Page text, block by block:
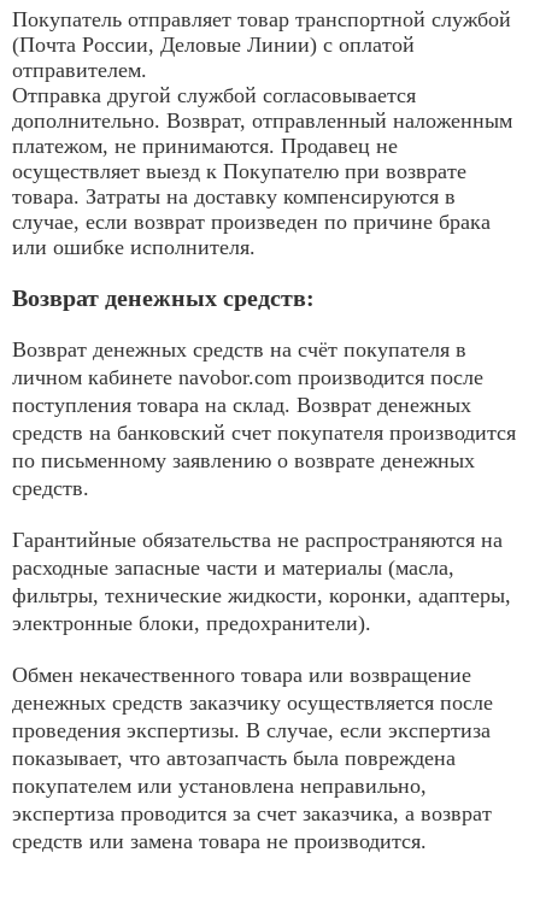
Покупатель отправляет товар транспортной службой
(Почта России, Деловые Линии) с оплатой
отправителем.
Отправка другой службой согласовывается
дополнительно. Возврат, отправленный наложенным
платежом, не принимаются. Продавец не
осуществляет выезд к Покупателю при возврате
товара. Затраты на доставку компенсируются в
случае, если возврат произведен по причине брака
или ошибке исполнителя.
Возврат денежных средств:
Возврат денежных средств на счёт покупателя в
личном кабинете navobor.com производится после
поступления товара на склад. Возврат денежных
средств на банковский счет покупателя производится
по письменному заявлению о возврате денежных
средств.
Гарантийные обязательства не распространяются на
расходные запасные части и материалы (масла,
фильтры, технические жидкости, коронки, адаптеры,
электронные блоки, предохранители).
Обмен некачественного товара или возвращение
денежных средств заказчику осуществляется после
проведения экспертизы. В случае, если экспертиза
показывает, что автозапчасть была повреждена
покупателем или установлена неправильно,
экспертиза проводится за счет заказчика, а возврат
средств или замена товара не производится.